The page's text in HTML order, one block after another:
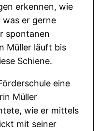
erkennen, wie
was er gerne
spontanen
Müller läuft bis
Schiene.
eine
Müller
wie er mittels
mit seiner